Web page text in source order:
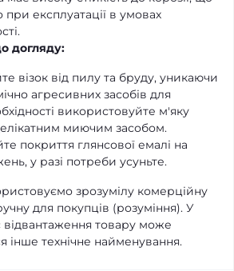
експлуатації в умовах
догляду:
візок від пилу та бруду, уникаючи
агресивних засобів для
використовуйте м'яку
миючим засобом.
покриття глянсової емалі на
у разі потреби усуньте.
зрозумілу комерційну
для покупців (розуміння). У
відвантаження товару може
інше технічне найменування.